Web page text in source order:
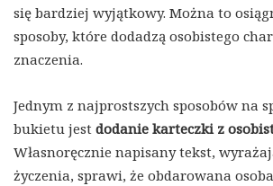
się bardziej wyjątkowy. Można to
sposoby, które dodadzą osobistego
znaczenia.
Jednym z najprostszych sposobów na
bukietu jest dodanie karteczki z
Własnoręcznie napisany tekst,
życzenia, sprawi, że obdarowana